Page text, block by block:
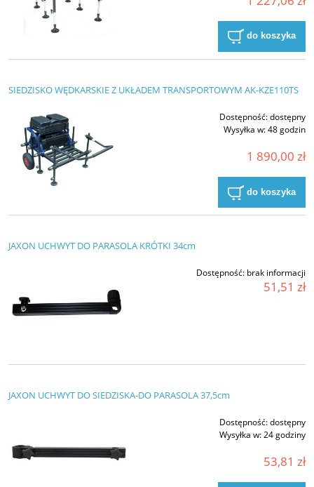
do koszyka
SIEDZISKO WĘDKARSKIE Z UKŁADEM TRANSPORTOWYM AK-KZE110TS
Dostępność:dostępny
Wysyłka w:48 godzin
1 890,00 zł
do koszyka
JAXON UCHWYT DO PARASOLA KRÓTKI 34cm
Dostępność: brak informacji
51,51 zł
JAXON UCHWYT DO SIEDZISKA-DO PARASOLA 37,5cm
Dostępność:dostępny
Wysyłka w:24 godziny
53,81 zł